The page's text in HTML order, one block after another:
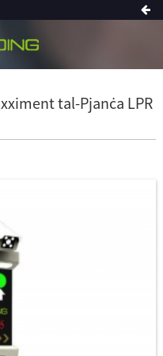
tal-Pjanċa LPR